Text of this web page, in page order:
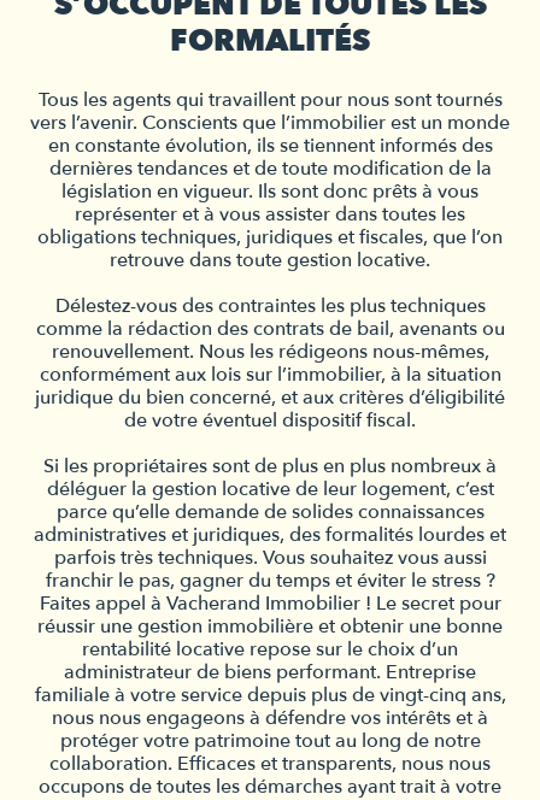
FORMALITÉS
Tous les agents qui travaillent pour nous sont tournés
vers l’avenir. Conscients que l’immobilier est un monde
en constante évolution, ils se tiennent informés des
dernières tendances et de toute modification de la
législation en vigueur. Ils sont donc prêts à vous
représenter et à vous assister dans toutes les
obligations techniques, juridiques et fiscales, que l’on
retrouve dans toute gestion locative.
Délestez-vous des contraintes les plus techniques
comme la rédaction des contrats de bail, avenants ou
renouvellement. Nous les rédigeons nous-mêmes,
conformément aux lois sur l’immobilier, à la situation
juridique du bien concerné, et aux critères d’éligibilité
de votre éventuel dispositif fiscal.
Si les propriétaires sont de plus en plus nombreux à
déléguer la gestion locative de leur logement, c’est
parce qu’elle demande de solides connaissances
administratives et juridiques, des formalités lourdes et
parfois très techniques. Vous souhaitez vous aussi
franchir le pas, gagner du temps et éviter le stress ?
Faites appel à Vacherand Immobilier ! Le secret pour
réussir une gestion immobilière et obtenir une bonne
rentabilité locative repose sur le choix d’un
administrateur de biens performant. Entreprise
familiale à votre service depuis plus de vingt-cinq ans,
nous nous engageons à défendre vos intérêts et à
protéger votre patrimoine tout au long de notre
collaboration. Efficaces et transparents, nous nous
occupons de toutes les démarches ayant trait à votre